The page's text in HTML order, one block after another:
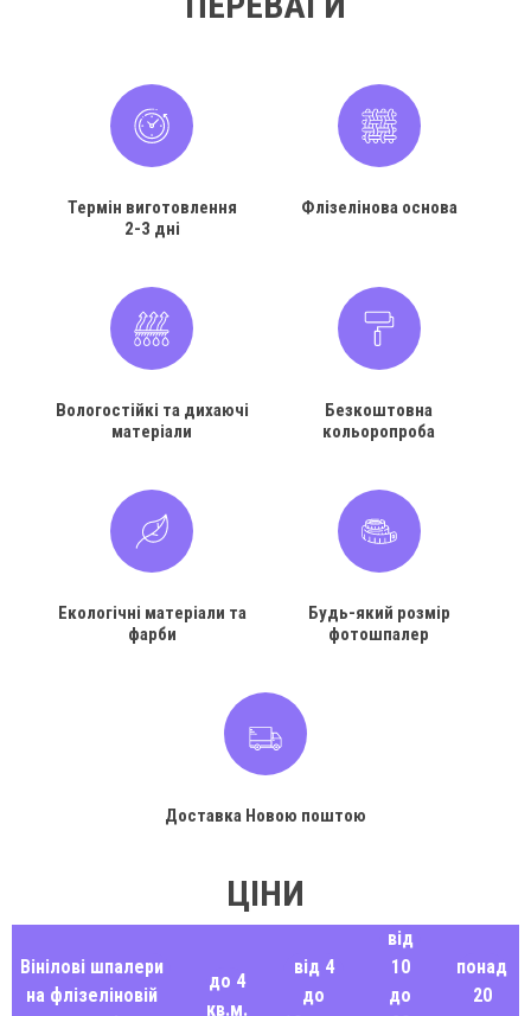
Термін виготовлення
2-3 дні
Флізелінова основа
Вологостійкі та дихаючі
матеріали
Безкоштовна
кольоропроба
Екологічні матеріали та
фарби
Будь-який розмір
фотошпалер
Доставка Новою поштою
ЦІНИ
Вінілові шпалери
на флізеліновій
до 4
кв.м.
від 4
до
від
10
до
понад
20